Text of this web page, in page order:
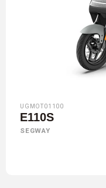
UGMOT01100
E110S
SEGWAY